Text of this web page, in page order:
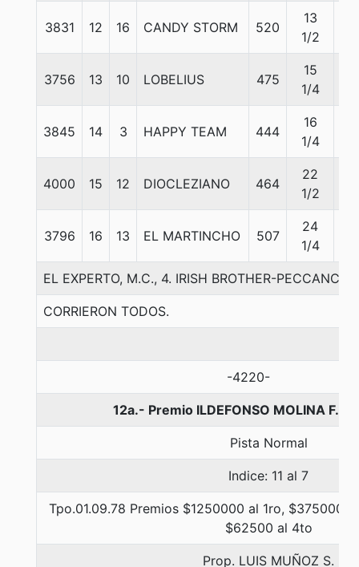
3831 12 16 CANDY STORM 520
13
1/2
3756 13 10 LOBELIUS 475
15
1/4
3845 14 3 HAPPY TEAM 444
16
1/4
4000 15 12 DIOCLEZIANO 464
22
1/2
3796 16 13 EL MARTINCHO 507
24
1/4
EL EXPERTO, M.C., 4. IRISH BROTHER-PECCANCY-
CORRIERON TODOS.
-4220-
12a.- Premio ILDEFONSO MOLINA F.,
Pista Normal
Indice: 11 al 7
Tpo.01.09.78 Premios $1250000 al 1ro, $375000
$62500 al 4to
Prop. LUIS MUÑOZ S.